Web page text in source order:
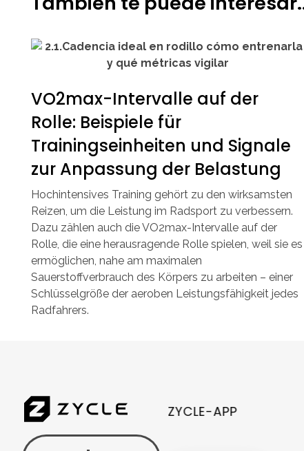
VO2max-Intervalle auf der
Rolle: Beispiele für
Trainingseinheiten und Signale
zur Anpassung der Belastung
Hochintensives Training gehört zu den wirksamsten
Reizen, um die Leistung im Radsport zu verbessern.
Dazu zählen auch die VO2max-Intervalle auf der
Rolle, die eine herausragende Rolle spielen, weil sie es
ermöglichen, nahe am maximalen
Sauerstoffverbrauch des Körpers zu arbeiten – einer
Schlüsselgröße der aeroben Leistungsfähigkeit jedes
Radfahrers.
ZYCLE-APP